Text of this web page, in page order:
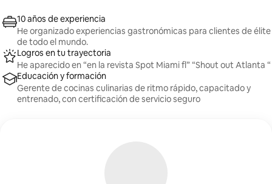
10 años de experiencia
He organizado experiencias gastronómicas para clientes de élite
de todo el mundo.
Logros en tu trayectoria
He aparecido en “en la revista Spot Miami fl” “Shout out Atlanta “
Educación y formación
Gerente de cocinas culinarias de ritmo rápido, capacitado y
entrenado, con certificación de servicio seguro